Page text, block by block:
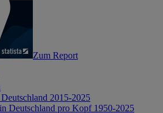
Zum Report
2015-2025
Deutschland pro Kopf 1950-2025